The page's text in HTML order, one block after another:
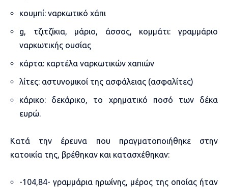
κουμπί: ναρκωτικό χάπι
g, τζιτζίκια, μάριο, άσσος, κομμάτι: γραμμάριο
ναρκωτικής ουσίας
κάρτα: καρτέλα ναρκωτικών χαπιών
λίτες: αστυνομικοί της ασφάλειας (ασφαλίτες)
κάρικο: δεκάρικο, το χρηματικό ποσό των δέκα
ευρώ.
Κατά την έρευνα που πραγματοποιήθηκε στην
κατοικία της, βρέθηκαν και κατασχέθηκαν:
-104,84- γραμμάρια ηρωίνης, μέρος της οποίας ήταν